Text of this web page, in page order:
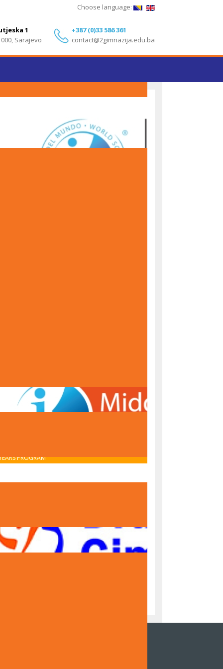
+387 (0)33 586 361
contact@2gimnazija.edu.ba
1
Sarajevo
Choose language:
PROGRAM